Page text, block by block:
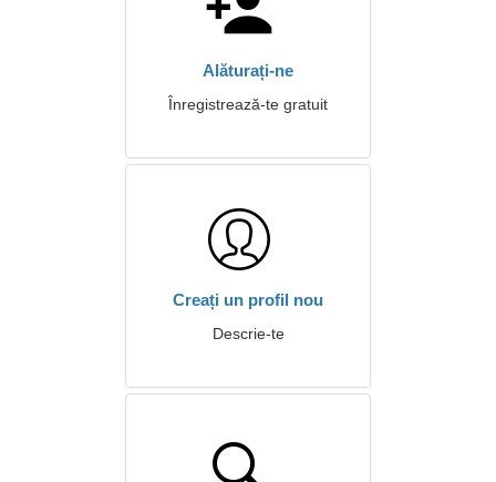
Alăturați-ne
Înregistrează-te gratuit
Creați un profil nou
Descrie-te